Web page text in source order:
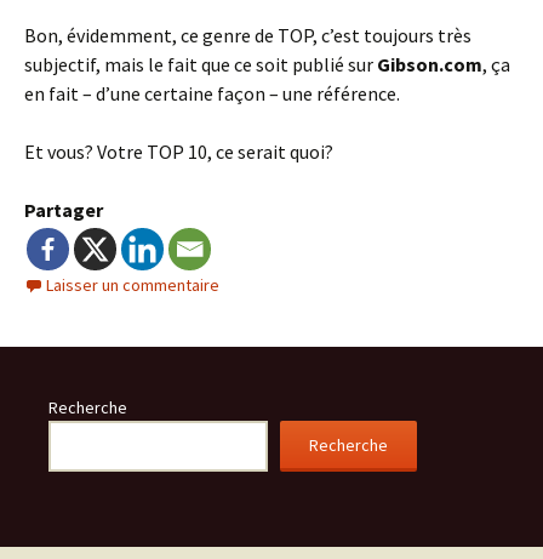
Bon, évidemment, ce genre de TOP, c’est toujours très
subjectif, mais le fait que ce soit publié sur Gibson.com, ça
en fait – d’une certaine façon – une référence.
Et vous? Votre TOP 10, ce serait quoi?
Partager
Laisser un commentaire
Recherche
Recherche